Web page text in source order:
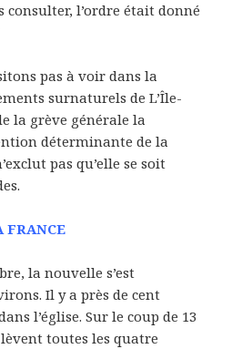
consulter, l’ordre était donné
pas à voir dans la
surnaturels de L’Île-
la grève générale la
déterminante de la
pas qu’elle se soit
FRANCE
la nouvelle s’est
Il y a près de cent
l’église. Sur le coup de 13
toutes les quatre